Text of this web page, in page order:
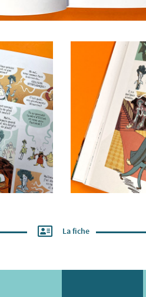
La fiche